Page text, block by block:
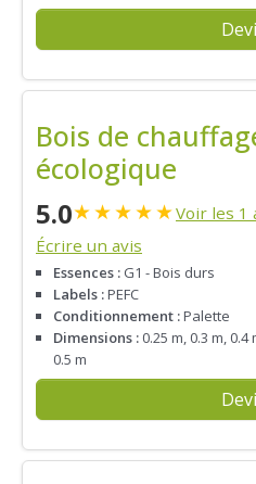
Bois de
écologique
5.0★★★★★Voir les 1
Écrire un avis
Essences : G1 - Bois durs
Labels :PEFC
Conditionnement :Palette
Dimensions : 0.25 m, 0.3 m, 0.4
0.5 m